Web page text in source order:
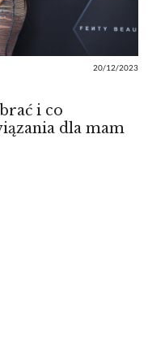
20/12/2023
i co
dla mam